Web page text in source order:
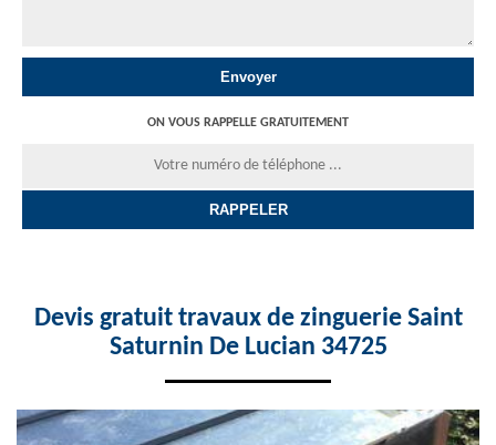
ON VOUS RAPPELLE GRATUITEMENT
Devis gratuit travaux de zinguerie Saint
Saturnin De Lucian 34725